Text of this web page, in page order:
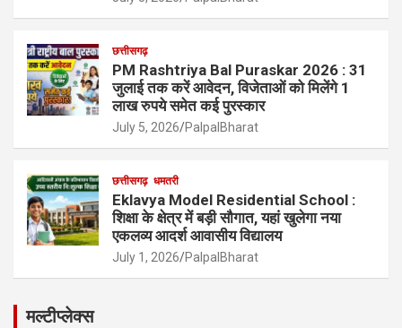
छत्तीसगढ़
PM Rashtriya Bal Puraskar 2026 : 31
जुलाई तक करें आवेदन, विजेताओं को मिलेंगे 1
लाख रुपये समेत कई पुरस्कार
July 5, 2026 PalpalBharat
छत्तीसगढ़ धमतरी
Eklavya Model Residential School :
शिक्षा के क्षेत्र में बड़ी सौगात, यहां खुलेगा नया
एकलव्य आदर्श आवासीय विद्यालय
July 1, 2026 PalpalBharat
मल्टीप्लेक्स